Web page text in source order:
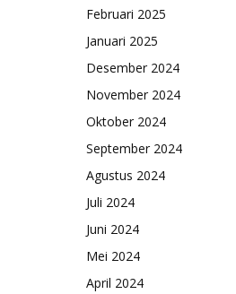
Februari 2025
Januari 2025
Desember 2024
November 2024
Oktober 2024
September 2024
Agustus 2024
Juli 2024
Juni 2024
Mei 2024
April 2024